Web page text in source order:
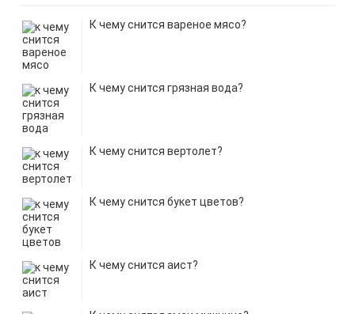
К чему снится вареное мясо?
К чему снится грязная вода?
К чему снится вертолет?
К чему снится букет цветов?
К чему снится аист?